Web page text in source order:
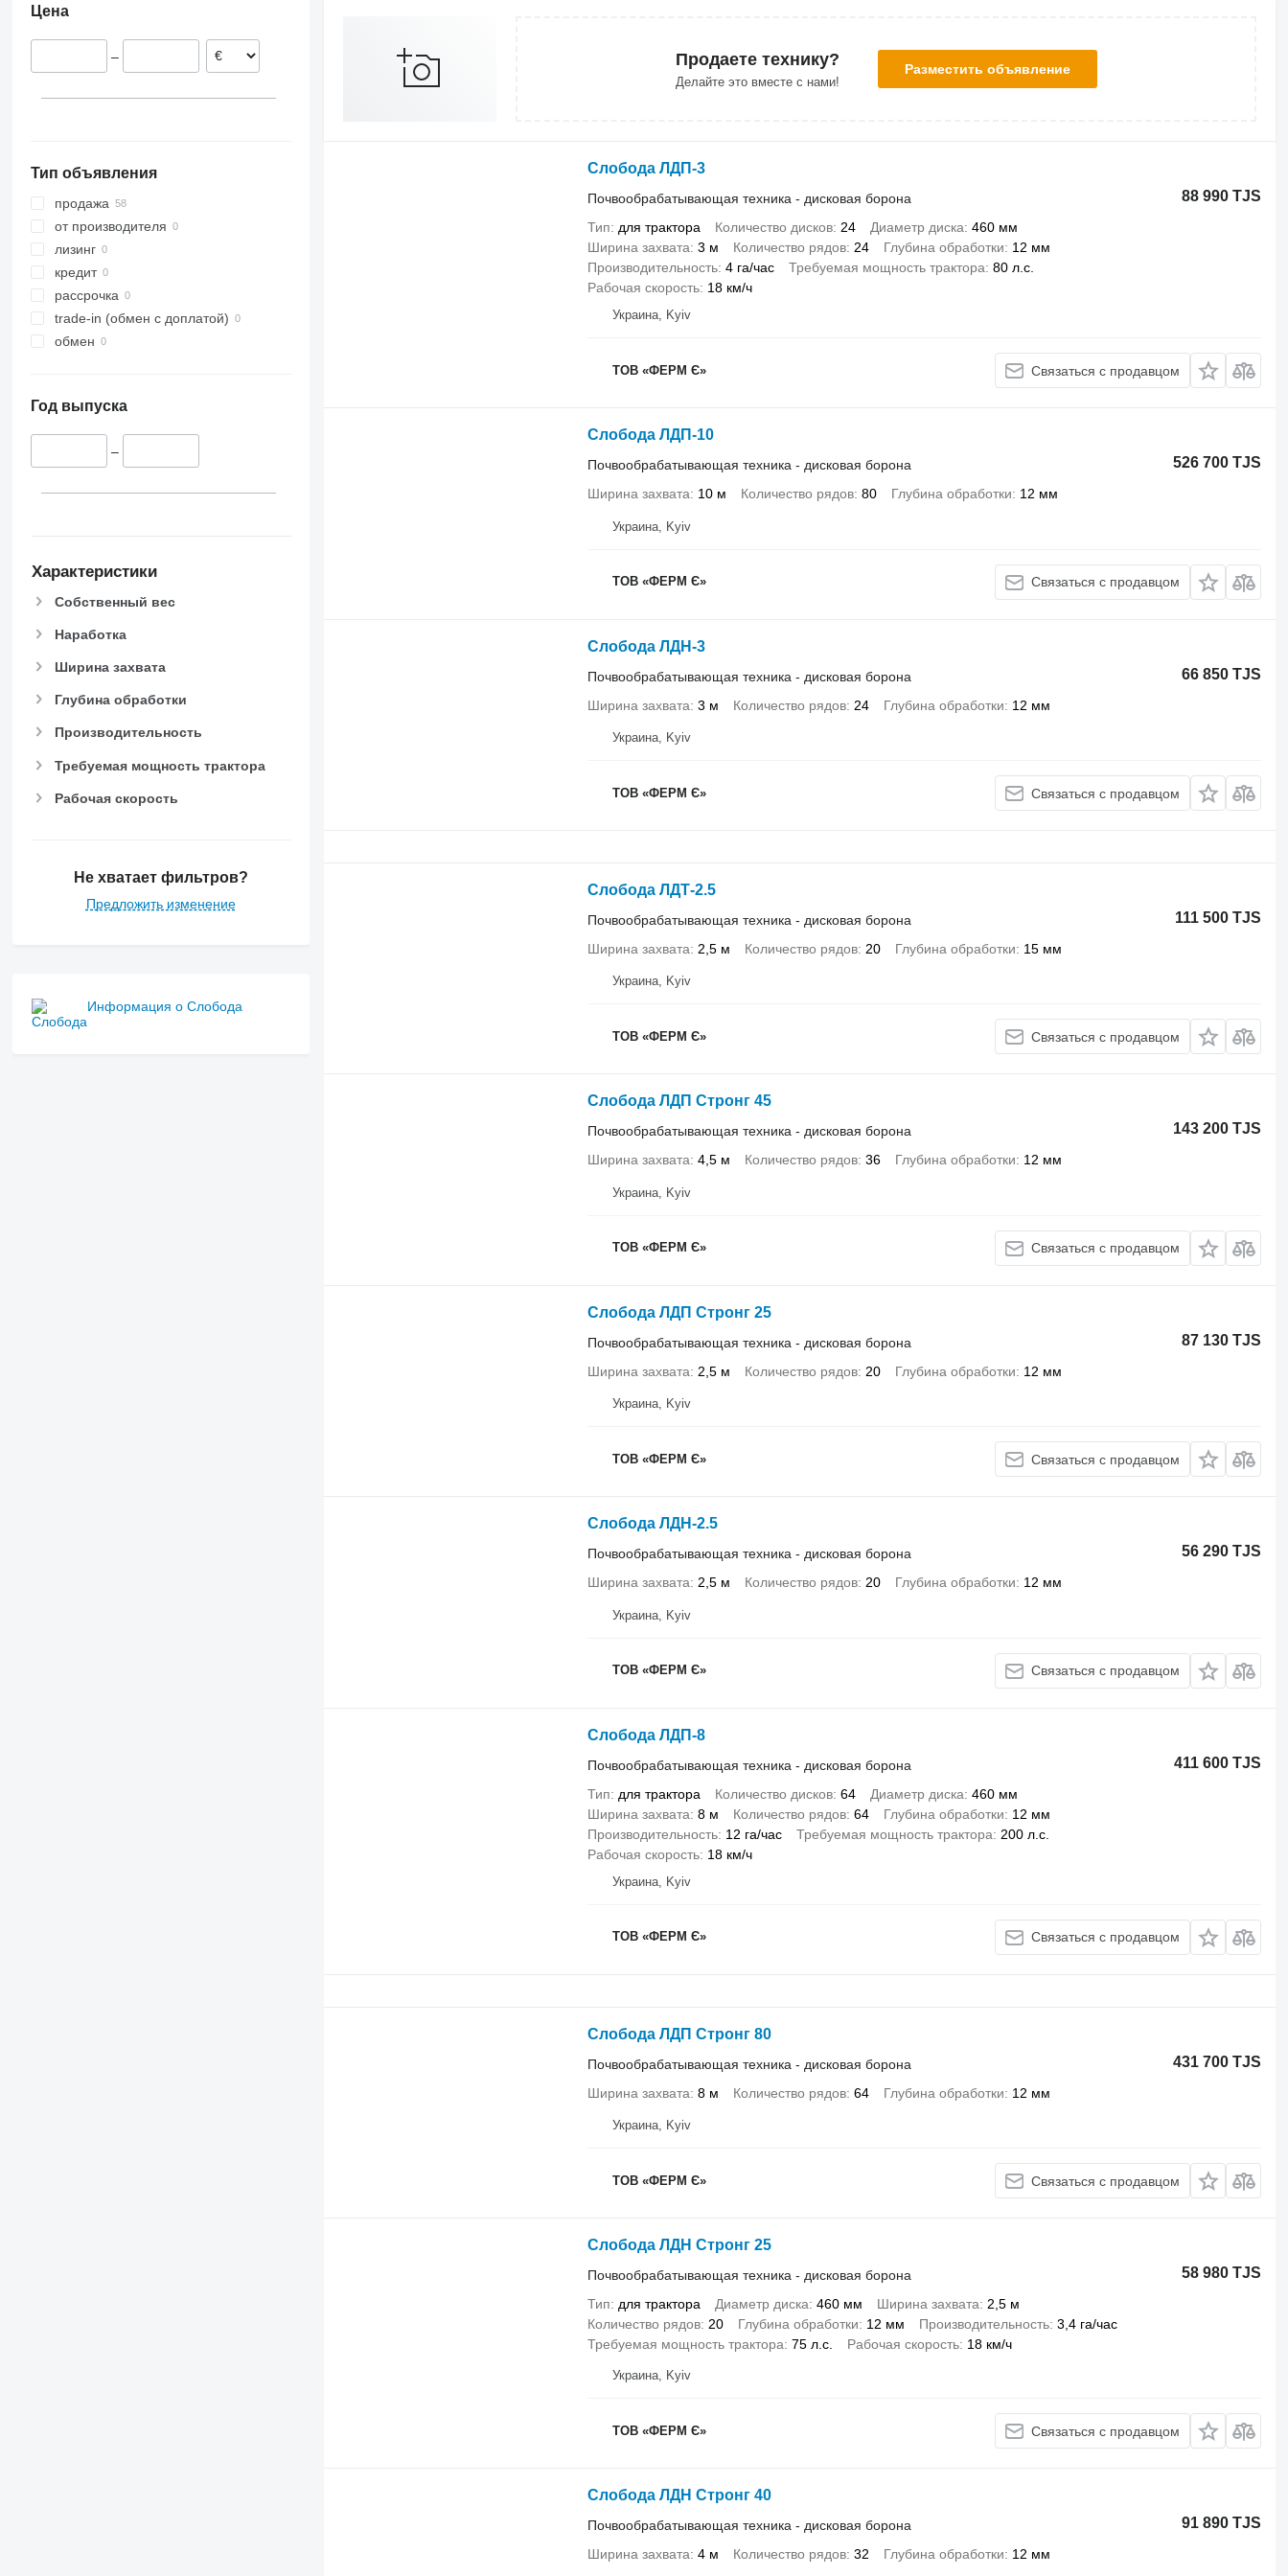
VariDiamant
VariOpal
Цена
–
Тип объявления
продажа
от производителя
лизинг
кредит
рассрочка
trade-in (обмен с доплатой)
обмен
Год выпуска
–
Характеристики
Собственный вес
Наработка
Ширина захвата
Глубина обработки
Производительность
Требуемая мощность трактора
Рабочая скорость
Не хватает фильтров?
Предложить изменение
Информация о Слобода
Продаете технику?
Делайте это вместе с нами!
Разместить объявление
Слобода ЛДП-3
88 990 TJS
Почвообрабатывающая техника - дисковая борона
Тип
для трактора Количество дисков 24 Диаметр диска 460 мм
Ширина захвата 3 м Количество рядов 24 Глубина обработки
12 мм
Производительность 4 га/час Требуемая мощность трактора 80 л.с.
Рабочая скорость 18 км/ч
Украина, Kyiv
ТОВ «ФЕРМ Є» Связаться с продавцом
Слобода ЛДП-10
526 700 TJS
Почвообрабатывающая техника - дисковая борона
Ширина захвата
10 м Количество рядов 80 Глубина обработки 12 мм
Украина, Kyiv
ТОВ «ФЕРМ Є» Связаться с продавцом
Слобода ЛДН-3
66 850 TJS
Почвообрабатывающая техника - дисковая борона
Ширина захвата 3 м Количество рядов 24 Глубина обработки 12 мм
Украина, Kyiv
ТОВ «ФЕРМ Є» Связаться с продавцом
Слобода ЛДТ-2.5
111 500 TJS
Почвообрабатывающая техника - дисковая борона
Ширина захвата
2,5 м Количество рядов 20 Глубина обработки 15 мм
Украина, Kyiv
ТОВ «ФЕРМ Є» Связаться с продавцом
Слобода ЛДП Стронг 45
143 200 TJS
Почвообрабатывающая техника - дисковая борона
Ширина захвата 4,5 м Количество рядов 36 Глубина обработки 12 мм
Украина, Kyiv
ТОВ «ФЕРМ Є» Связаться с продавцом
Слобода ЛДП Стронг 25
87 130 TJS
Почвообрабатывающая техника - дисковая борона
Ширина захвата
2,5 м Количество рядов 20 Глубина обработки 12 мм
Украина, Kyiv
ТОВ «ФЕРМ Є» Связаться с продавцом
Слобода ЛДН-2.5
56 290 TJS
Почвообрабатывающая техника - дисковая борона
Ширина захвата 2,5 м Количество рядов 20 Глубина обработки 12 мм
Украина, Kyiv
ТОВ «ФЕРМ Є» Связаться с продавцом
Слобода ЛДП-8
411 600 TJS
Почвообрабатывающая техника - дисковая борона
Тип
для трактора Количество дисков 64 Диаметр диска 460 мм
Ширина захвата 8 м Количество рядов 64 Глубина обработки
12 мм
Производительность 12 га/час Требуемая мощность трактора
200 л.с.
Рабочая скорость 18 км/ч
Украина, Kyiv
ТОВ «ФЕРМ Є» Связаться с продавцом
Слобода ЛДП Стронг 80
431 700 TJS
Почвообрабатывающая техника - дисковая борона
Ширина захвата 8 м Количество рядов 64 Глубина обработки 12 мм
Украина, Kyiv
ТОВ «ФЕРМ Є» Связаться с продавцом
Слобода ЛДН Стронг 25
58 980 TJS
Почвообрабатывающая техника - дисковая борона
Тип
для трактора Диаметр диска 460 мм Ширина захвата
2,5 м
Количество рядов 20 Глубина обработки 12 мм Производительность 3,4 га/час
Требуемая мощность трактора 75 л.с. Рабочая скорость 18 км/ч
Украина, Kyiv
ТОВ «ФЕРМ Є» Связаться с продавцом
Слобода ЛДН Стронг 40
91 890 TJS
Почвообрабатывающая техника - дисковая борона
Ширина захвата 4 м Количество рядов 32 Глубина обработки 12 мм